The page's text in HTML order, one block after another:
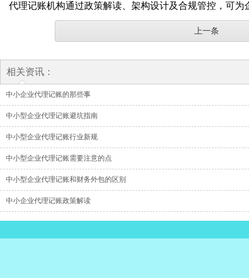
代理记账机构通过政策解读、架构设计及合规管控，可
上一条
相关资讯：
中小企业代理记账的那些事
中小型企业代理记账避坑指南
中小型企业代理记账行业新规
中小型企业代理记账需要注意的点
中小型企业代理记账和财务外包的区别
中小企业代理记账政策解读